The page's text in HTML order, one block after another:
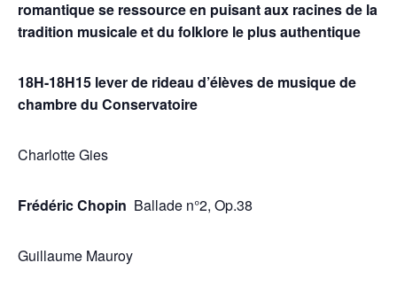
romantique se ressource en puisant aux racines de la
tradition musicale et du folklore le plus authentique
18H-18H15 lever de rideau d’élèves de musique de
chambre du Conservatoire
Charlotte Gies
Frédéric Chopin Ballade n°2, Op.38
Guillaume Mauroy